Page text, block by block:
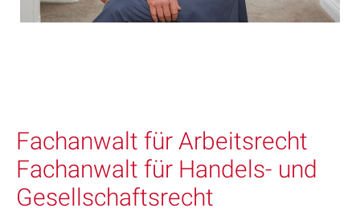
Fachanwalt für Arbeitsrecht
Fachanwalt für Handels- und
Gesellschaftsrecht